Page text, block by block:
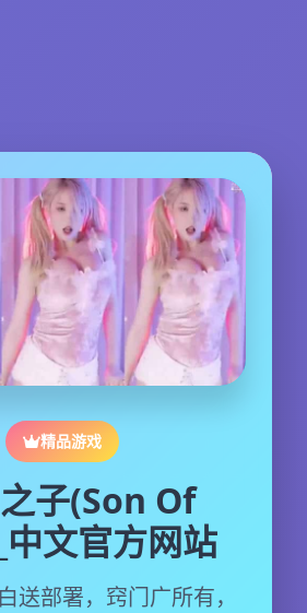
精品游戏
子(Son Of
文官方网站
送部署，窍门广所有，